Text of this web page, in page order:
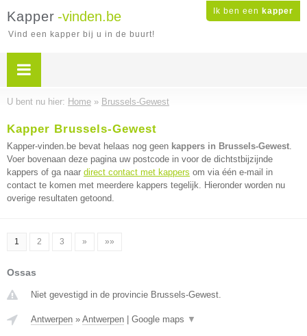
Ik ben een kapper
Kapper -vinden.be
Vind een kapper bij u in de buurt!
U bent nu hier: Home » Brussels-Gewest
Kapper Brussels-Gewest
Kapper-vinden.be bevat helaas nog geen kappers in Brussels-Gewest.
Voer bovenaan deze pagina uw postcode in voor de dichtstbijzijnde
kappers of ga naar direct contact met kappers om via één e-mail in
contact te komen met meerdere kappers tegelijk. Hieronder worden nu
overige resultaten getoond.
1 2 3 » »»
Ossas
Niet gevestigd in de provincie Brussels-Gewest.
Antwerpen » Antwerpen Google maps ▼